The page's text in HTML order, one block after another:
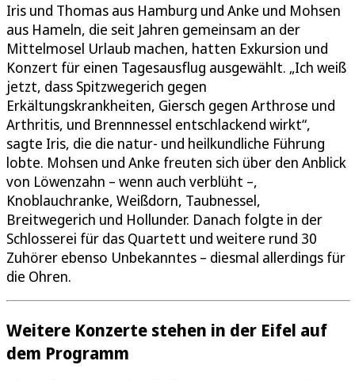
Iris und Thomas aus Hamburg und Anke und Mohsen
aus Hameln, die seit Jahren gemeinsam an der
Mittelmosel Urlaub machen, hatten Exkursion und
Konzert für einen Tagesausflug ausgewählt. „Ich weiß
jetzt, dass Spitzwegerich gegen
Erkältungskrankheiten, Giersch gegen Arthrose und
Arthritis, und Brennnessel entschlackend wirkt“,
sagte Iris, die die natur- und heilkundliche Führung
lobte. Mohsen und Anke freuten sich über den Anblick
von Löwenzahn – wenn auch verblüht –,
Knoblauchranke, Weißdorn, Taubnessel,
Breitwegerich und Hollunder. Danach folgte in der
Schlosserei für das Quartett und weitere rund 30
Zuhörer ebenso Unbekanntes – diesmal allerdings für
die Ohren.
Weitere Konzerte stehen in der Eifel auf
dem Programm